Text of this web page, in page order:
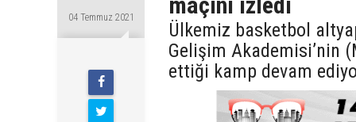
04 Temmuz 2021
Ülkemiz basketbol
Gelişim Akademisi’nin
ettiği kamp devam